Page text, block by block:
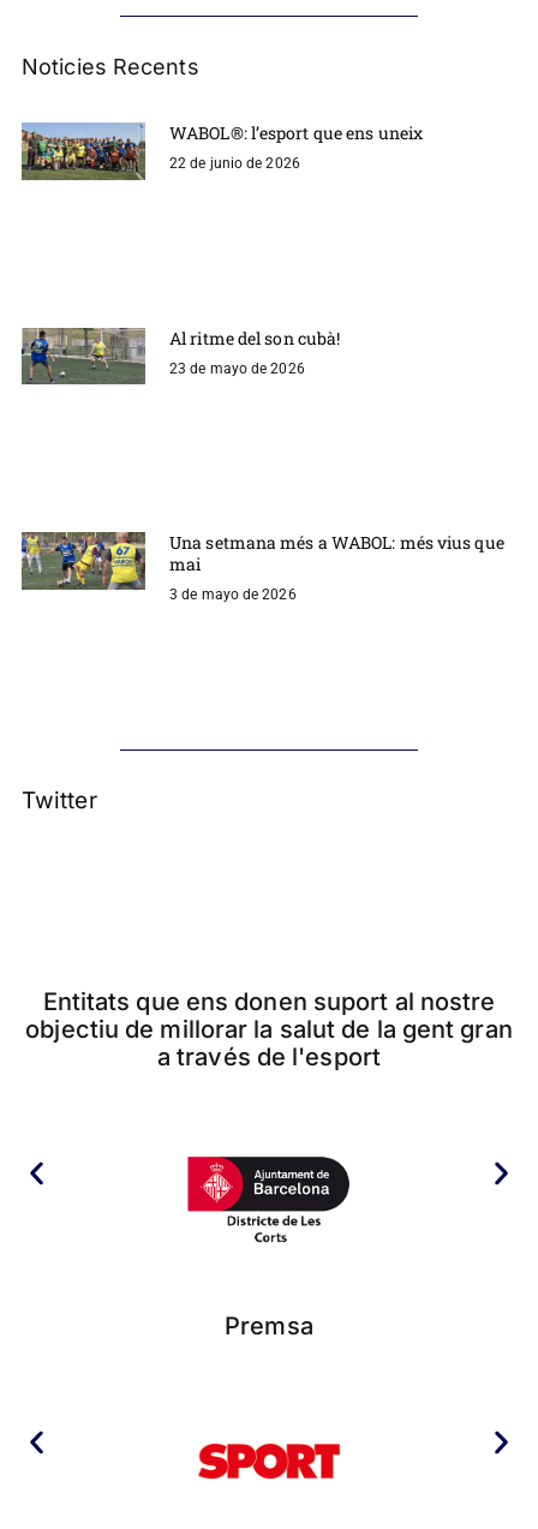
Noticies Recents
WABOL®: l’esport que ens uneix
22 de junio de 2026
Al ritme del son cubà!
23 de mayo de 2026
Una setmana més a WABOL: més vius que
mai
3 de mayo de 2026
Twitter
Entitats que ens donen suport al nostre
objectiu de millorar la salut de la gent gran
a través de l'esport
Premsa